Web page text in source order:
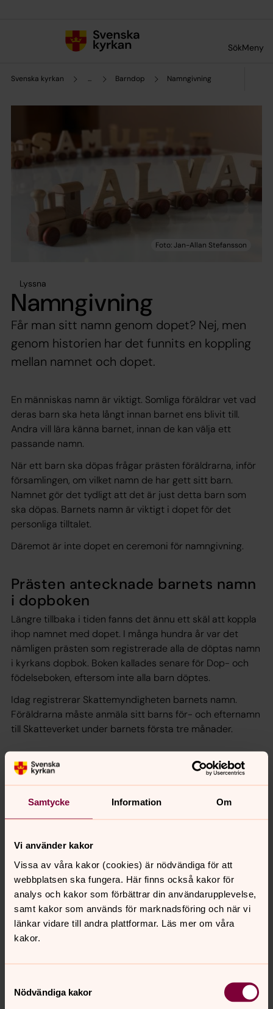
Samtycke Information Om
Vi använder kakor
Vissa av våra kakor (cookies) är nödvändiga för att
webbplatsen ska fungera. Här finns också kakor för
analys och kakor som förbättrar din användarupplevelse,
samt kakor som används för marknadsföring och när vi
länkar vidare till andra plattformar. Läs mer om våra
kakor.
Nödvändiga kakor
SökMeny
Svenska kyrkan ... Barndop Namngivning
Lyssna
Namngivning
Får man sitt namn genom dopet? Nej, men
genom historien har det funnits en koppling
mellan namnet och dopet.
En människas namn är viktigt. Somliga föräldrar vet vad
deras barn ska heta långt innan barnet ens blivit till.
Andra vill lära känna barnet, innan de kan välja ett
passande namn.
När ett barn ska döpas frågar prästen föräldrarna, inför
församlingen, om vilket namn de har gett sitt barn.
Namnet gör det tydligt att det är just detta barn som
ska döpas. Barnets namn är viktigt i dopet för det
personliga tilltalet.
Däremot är inte dopet en ceremoni för namngivning.
Prästen antecknade barnets namn
i dopboken
Längre tillbaka i tiden fanns det ännu ett skäl att koppla
ihop namnet med dopet. I många hundra år var det
nämligen prästen som registrerade alla de döptas namn
i kyrkans dopbok. Boken kallades senare för Dop- och
födelseboken, eftersom inte alla barn döptes.
Idag registrerar Skattemyndigheten barnets namn.
Föräldrarna måste anmäla sitt barns för- och efternamn
till Skatteverket under barnets första tre månader.
Kontakta din församling om du vill
döpa ditt barn
Om du har frågor om dopet eller vill döpa ditt barn är du
välkommen att höra av dig till din församling.
Sök din församling
Senast ändrad 12 januari 2023
info@svenskakyrkan.se